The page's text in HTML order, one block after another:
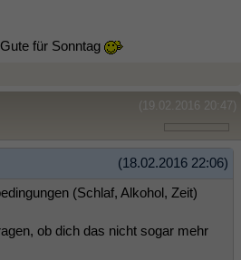
für Sonntag
(19.02.2016 20:47)
(18.02.2016 22:06)
(Schlaf, Alkohol, Zeit)
ob dich das nicht sogar mehr